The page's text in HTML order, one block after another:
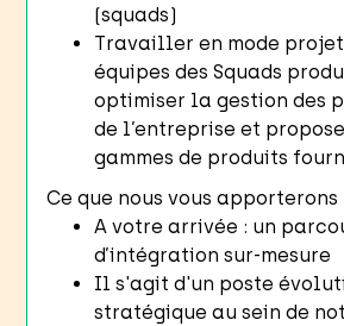
(squads)
Travailler en mode
équipes des Squads
optimiser la gestion des
de l’entreprise et
gammes de produits
Ce que nous vous apporterons
A votre arrivée : un
d’intégration sur-mesure
Il s'agit d'un poste
stratégique au sein de